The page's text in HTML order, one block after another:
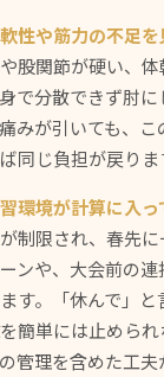
性や筋力の不足を
股関節が硬い、
で分散できず肘
みが引いても、こ
同じ負担が戻りま
環境が計算に入っ
制限され、春先
ンや、大会前の連
す。「休んで」と
簡単には止めら
管理を含めた工夫